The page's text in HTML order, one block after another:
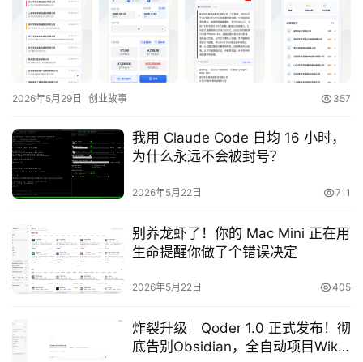
2026年5月29日 创业故事 357
我用 Claude Code 日均 16 小时，
为什么永远不会被封号？
2026年5月22日 711
别养龙虾了！你的 Mac Mini 正在用
生命提醒你做了个错误决定
2026年5月22日 405
炸裂升级｜Qoder 1.0 正式发布！彻
底告别Obsidian，全自动项目Wiki